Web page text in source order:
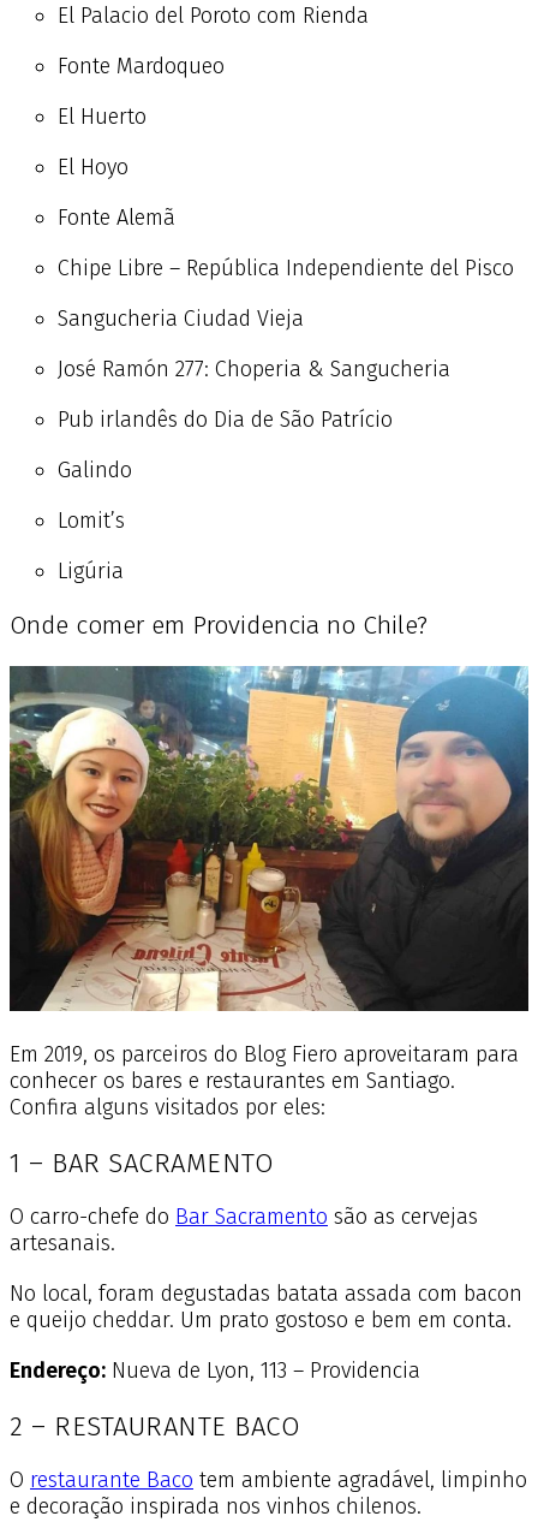
El Palacio del Poroto com Rienda
Fonte Mardoqueo
El Huerto
El Hoyo
Fonte Alemã
Chipe Libre – República Independiente del Pisco
Sangucheria Ciudad Vieja
José Ramón 277: Choperia & Sangucheria
Pub irlandês do Dia de São Patrício
Galindo
Lomit’s
Ligúria
Onde comer em Providencia no Chile?
Em 2019, os parceiros do Blog Fiero aproveitaram para
conhecer os bares e restaurantes em Santiago.
Confira alguns visitados por eles:
1 – BAR SACRAMENTO
O carro-chefe do Bar Sacramento são as cervejas
artesanais.
No local, foram degustadas batata assada com bacon
e queijo cheddar. Um prato gostoso e bem em conta.
Endereço: Nueva de Lyon, 113 – Providencia
2 – RESTAURANTE BACO
O restaurante Baco tem ambiente agradável, limpinho
e decoração inspirada nos vinhos chilenos.